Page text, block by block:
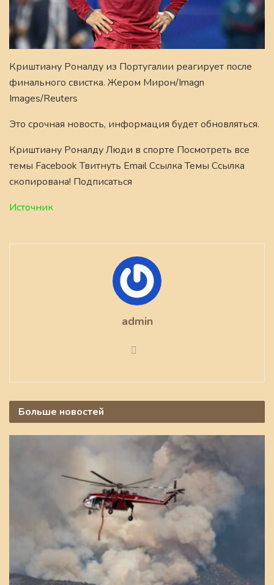
Криштиану Роналду из Португалии реагирует после
финального свистка. Жером Мирон/Imagn
Images/Reuters
Это срочная новость, информация будет обновляться.
Криштиану Роналду Люди в спорте Посмотреть все
темы Facebook Твитнуть Email Ссылка Темы Ссылка
скопирована! Подписаться
Источник
admin
Больше новостей